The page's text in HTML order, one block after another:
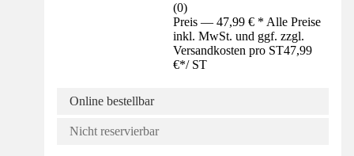
(0)
Preis — 47,99 € * Alle Preise
inkl. MwSt. und ggf. zzgl.
Versandkosten pro ST47,99
€*/ ST
Online bestellbar
Nicht reservierbar